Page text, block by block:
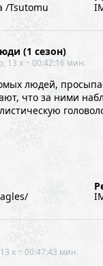
/Tsutomu
(1 сезон)
13 x ~ 00:42:16 мин.
людей,
что за ними
x ~ 00:47:43 мин.